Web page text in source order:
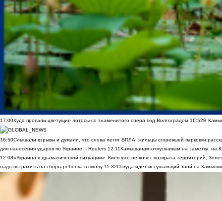
17:00Куда пропали цветущие лотосы со знаменитого озера под Волгоградом 16:52В
16:50Слышали взрывы и думали, что снова летят БПЛА: жильцы сгоревшей парковки
для нанесения ударов по Украине, - Reuters 12:11Камышанам-отпускникам на заметку: на
12:08«Украина в драматической ситуации»: Киев уже не хочет возврата территорий,
надо потратить на сборы ребенка в школу 11:32Откуда идет иссушающий зной на